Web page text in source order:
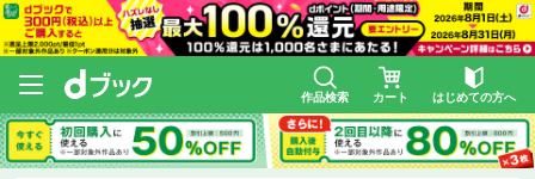
作品検索 カート はじめての方へ